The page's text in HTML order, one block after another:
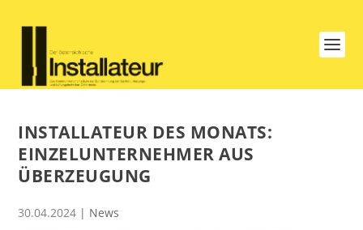
INSTALLATEUR DES MONATS:
EINZELUNTERNEHMER AUS
ÜBERZEUGUNG
30.04.2024 | News